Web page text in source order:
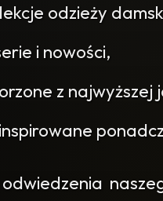
odzieży
i nowości,
z najwyższej